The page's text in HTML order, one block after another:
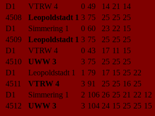
D1
VTRW 4 0 49 14 21 14
4508
Leopoldstadt 1 3 75 25 25 25
D1
Simmering 1 0 60 23 22 15
4509
Leopoldstadt 1 3 75 25 25 25
D1
VTRW 4 0 43 17 11 15
4510
UWW 3 3 75 25 25 25
D1
Leopoldstadt 1 1 79 17 15 25 22
4511
VTRW 4 3 91 25 25 16 25
D1
Simmering 1 2 106 26 25 21 22 12
4512
UWW 3 3 104 24 15 25 25 15